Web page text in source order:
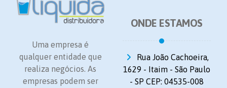
Uma empresa é
qualquer entidade que
realiza negócios. As
empresas podem ser
ONDE ESTAMOS
Rua João Cachoeira,
1629 - Itaim - São Paulo
- SP CEP: 04535-008